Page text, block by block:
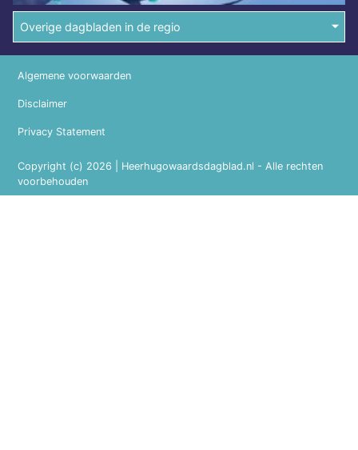
Overige dagbladen in de regio
Copyright (c) 2026 | Heerhugowaardsdagblad.nl - Alle rechten
voorbehouden
Algemene voorwaarden
Disclaimer
Privacy Statement